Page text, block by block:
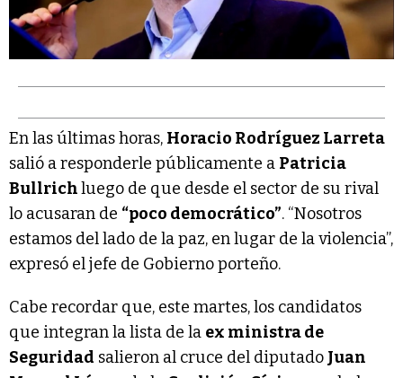
En las últimas horas, Horacio Rodríguez Larreta
salió a responderle públicamente a Patricia
Bullrichluego de que desde el sector de su rival
lo acusaran de “poco democrático”. “Nosotros
estamos del lado de la paz, en lugar de la violencia”,
expresó el jefe de Gobierno porteño.
Cabe recordar que, este martes, los candidatos
que integran la lista de la ex ministra de
Seguridad salieron al cruce del diputado Juan